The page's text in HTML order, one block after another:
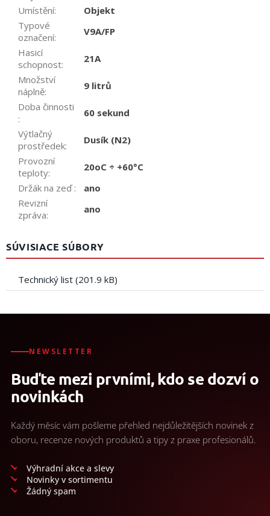
Umístění:
Objekt
Typové
označení:
V9A/FP
Hasicí
schopnost:
21A
Množství
náplně:
9 litrů
Doba činnosti
:
60 sekund
Výtlačný
prostředek:
Dusík (N2)
Provozní
teploty:
20oC ÷ +60°C
Držák na zeď :
ano
Revizní
zpráva: ano
SÚVISIACE SÚBORY
Technický list (201.9 kB)
NEWSLETTER
Buďte mezi prvními, kdo se dozví o
novinkách
Každý měsíc vám pošleme přehled nejdůležitějších novinek z
oboru, recenze nových produktů a tipy z praxe profesionálů.
Výhradní akce a slevy
Novinky v sortimentu
Žádný spam